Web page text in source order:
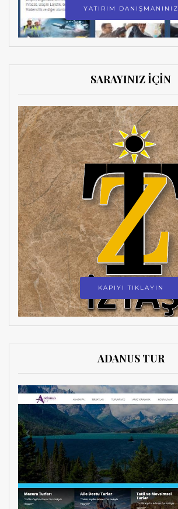
YATIRIM DANIŞMANINIZ
SARAYINIZ İÇİN
KAPIYI TIKLAYIN
ADANUS TUR